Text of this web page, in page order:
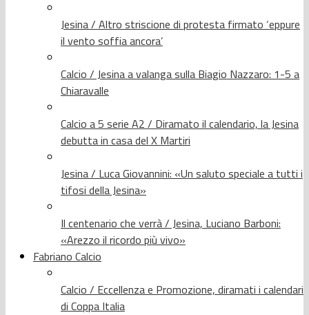
Jesina / Altro striscione di protesta firmato ‘eppure
il vento soffia ancora’
Calcio / Jesina a valanga sulla Biagio Nazzaro: 1-5 a
Chiaravalle
Calcio a 5 serie A2 / Diramato il calendario, la Jesina
debutta in casa del X Martiri
Jesina / Luca Giovannini: «Un saluto speciale a tutti i
tifosi della Jesina»
Il centenario che verrà / Jesina, Luciano Barboni:
«Arezzo il ricordo più vivo»
Fabriano Calcio
Calcio / Eccellenza e Promozione, diramati i calendari
di Coppa Italia